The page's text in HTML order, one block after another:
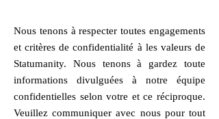
Nous tenons à respecter toutes engagements
et critères de confidentialité à les valeurs de
Statumanity. Nous tenons à gardez toute
informations divulguées à notre équipe
confidentielles selon votre et ce réciproque.
Veuillez communiquer avec nous pour tout